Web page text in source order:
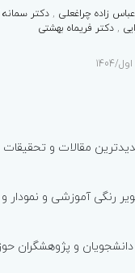
زاده چراغعلی ,دکتر
,دکتر فریماه بهشتی
اول/1404
مقالات و
و پژوهشگران